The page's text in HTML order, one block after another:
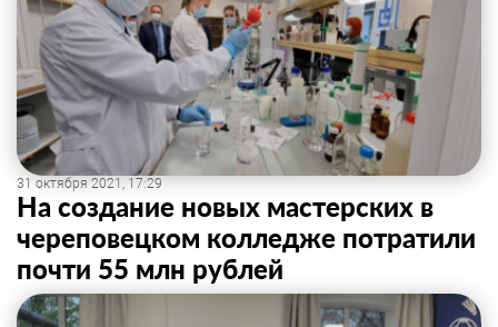
31 октября 2021, 17:29
На создание новых мастерских в
череповецком колледже потратили
почти 55 млн рублей